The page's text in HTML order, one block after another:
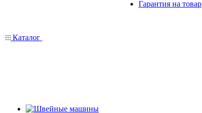
Гарантия на товар
Каталог